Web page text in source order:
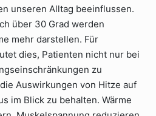
unseren Alltag beeinflussen.
über 30 Grad werden
mehr darstellen. Für
dies, Patienten nicht nur bei
zu
Auswirkungen von Hitze auf
im Blick zu behalten. Wärme